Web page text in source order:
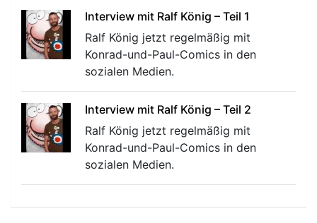
Interview mit Ralf König – Teil 1
Ralf König jetzt regelmäßig mit
Konrad-und-Paul-Comics in den
sozialen Medien.
Interview mit Ralf König – Teil 2
Ralf König jetzt regelmäßig mit
Konrad-und-Paul-Comics in den
sozialen Medien.